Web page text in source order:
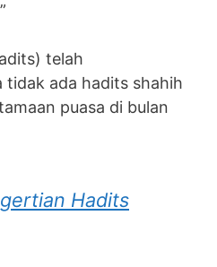
telah
tidak ada hadits shahih
puasa di bulan
Hadits